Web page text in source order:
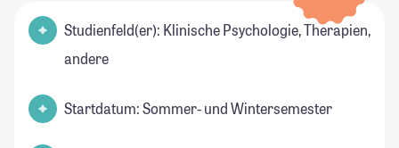
Studienfeld(er): Klinische Psychologie, Therapien,
andere
Startdatum: Sommer- und Wintersemester